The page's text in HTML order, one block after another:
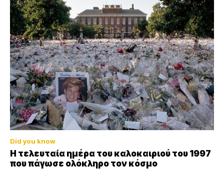
Did you know
Η τελευταία ημέρα του καλοκαιριού του 1997
που πάγωσε ολόκληρο τον κόσμο